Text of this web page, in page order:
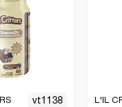
vt1138 L'IL